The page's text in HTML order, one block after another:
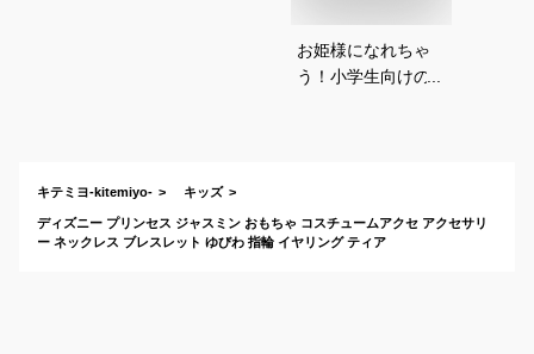
お姫様になれちゃ
う！小学生向けのデ
キテミヨ-kitemiyo- キッズ
ディズニー プリンセス ジャスミン おもちゃ コスチュームアクセ アクセサリ
ー ネックレス ブレスレット ゆびわ 指輪 イヤリング ティア